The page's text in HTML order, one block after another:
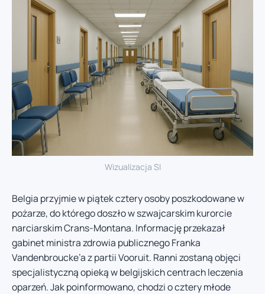
Wizualizacja SI
Belgia przyjmie w piątek cztery osoby poszkodowane w
pożarze, do którego doszło w szwajcarskim kurorcie
narciarskim Crans-Montana. Informację przekazał
gabinet ministra zdrowia publicznego Franka
Vandenbroucke’a z partii Vooruit. Ranni zostaną objęci
specjalistyczną opieką w belgijskich centrach leczenia
oparzeń. Jak poinformowano, chodzi o cztery młode